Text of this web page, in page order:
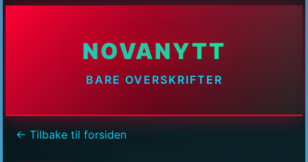
NOVANYTT
BARE OVERSKRIFTER
← Tilbake til forsiden